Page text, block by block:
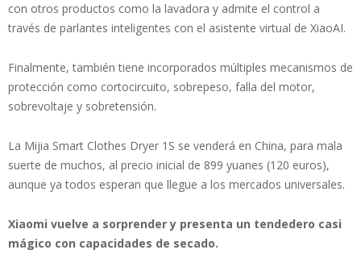
con otros productos como la lavadora y admite el control a
través de parlantes inteligentes con el asistente virtual de XiaoAI.
Finalmente, también tiene incorporados múltiples mecanismos de
protección como cortocircuito, sobrepeso, falla del motor,
sobrevoltaje y sobretensión.
La Mijia Smart Clothes Dryer 1S se venderá en China, para mala
suerte de muchos, al precio inicial de 899 yuanes (120 euros),
aunque ya todos esperan que llegue a los mercados universales.
Xiaomi vuelve a sorprender y presenta un tendedero casi
mágico con capacidades de secado.